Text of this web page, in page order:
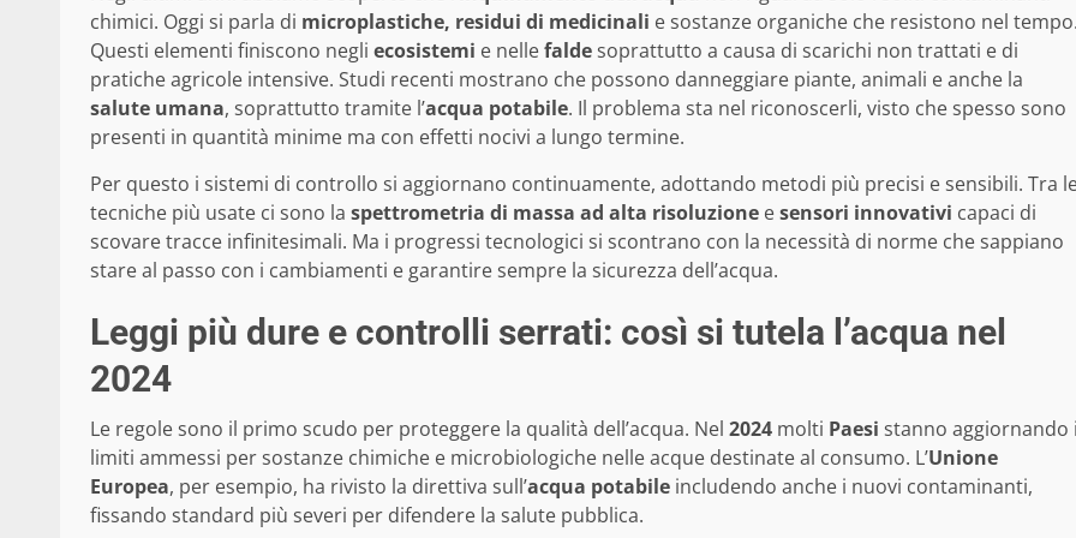
chimici. Oggi si parla di microplastiche, residui di medicinali e sostanze organiche che resistono nel tempo.
Questi elementi finiscono negli ecosistemi e nellefaldesoprattutto a causa di scarichi non trattati e di
pratiche agricole intensive. Studi recenti mostrano che possono danneggiare piante, animali e anche la
salute umana, soprattutto tramite l’acqua potabile. Il problema sta nel riconoscerli, visto che spesso sono
presenti in quantità minime ma con effetti nocivi a lungo termine.
Per questo i sistemi di controllo si aggiornano continuamente, adottando metodi più precisi e sensibili. Tra
tecniche più usate ci sono la spettrometria di massa ad alta risoluzione esensori innovativi capaci di
scovare tracce infinitesimali. Ma i progressi tecnologici si scontrano con la necessità di norme che sappiano
stare al passo con i cambiamenti e garantire sempre la sicurezza dell’acqua.
Leggi più dure e controlli serrati: così si tutela l’acqua nel
2024
Le regole sono il primo scudo per proteggere la qualità dell’acqua. Nel 2024 molti Paesi stanno aggiornando i
limiti ammessi per sostanze chimiche e microbiologiche nelle acque destinate al consumo. L’Unione
Europea, per esempio, ha rivisto la direttiva sull’acqua potabile includendo anche i nuovi contaminanti,
fissando standard più severi per difendere la salute pubblica.